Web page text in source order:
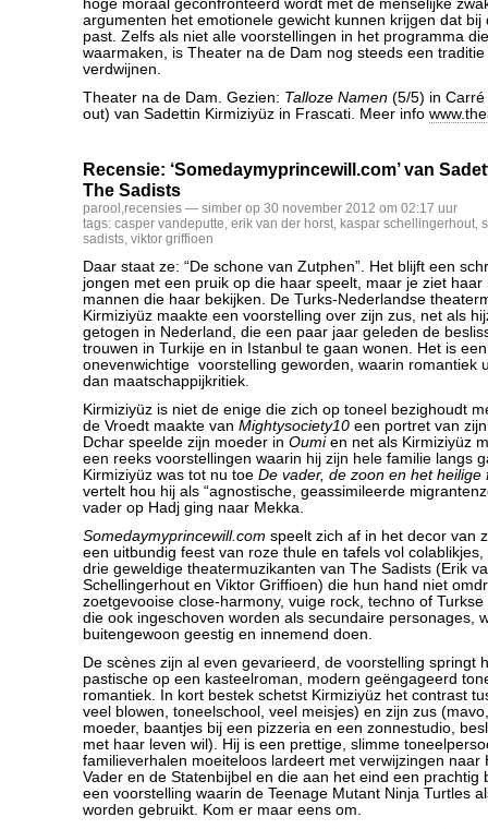
hoge moraal geconfronteerd wordt met de menselijke
argumenten het emotionele gewicht kunnen krijgen dat bij
past. Zelfs als niet alle voorstellingen in het programma
waarmaken, is Theater na de Dam nog steeds een
verdwijnen.
Theater na de Dam. Gezien: Talloze Namen (5/5) in
out) van Sadettin Kirmiziyüz in Frascati. Meer info
Recensie: ‘Somedaymyprincewill.com’ van
The Sadists
parool ,recensies — simber op 30 november 2012 om 02:17 uur
tags: casper vandeputte, erik van der horst, kaspar schellingerhout,
sadists, viktor griffioen
Daar staat ze: “De schone van Zutphen”. Het blijft een
jongen met een pruik op die haar speelt, maar je ziet haar
mannen die haar bekijken. De Turks-Nederlandse
Kirmiziyüz maakte een voorstelling over zijn zus, net als
getogen in Nederland, die een paar jaar geleden de
trouwen in Turkije en in Istanbul te gaan wonen. Het is
onevenwichtige voorstelling geworden, waarin romantiek
dan maatschappijkritiek.
Kirmiziyüz is niet de enige die zich op toneel bezighoudt
de Vroedt maakte van Mightysociety10 een portret van
Dchar speelde zijn moeder in Oumien net als Kirmiziyüz
een reeks voorstellingen waarin hij zijn hele familie langs
Kirmiziyüz was tot nu toe De vader, de zoon en het heilige
vertelt hou hij als “agnostische, geassimileerde
vader op Hadj ging naar Mekka.
Somedaymyprincewill.com speelt zich af in het decor van
een uitbundig feest van roze thule en tafels vol
drie geweldige theatermuzikanten van The Sadists (Erik
Schellingerhout en Viktor Griffioen) die hun hand niet
zoetgevooise close-harmony, vuige rock, techno of
die ook ingeschoven worden als secundaire personages,
buitengewoon geestig en innemend doen.
De scènes zijn al even gevarieerd, de voorstelling springt
pastische op een kasteelroman, modern geëngageerd
romantiek. In kort bestek schetst Kirmiziyüz het contrast
veel blowen, toneelschool, veel meisjes) en zijn zus
moeder, baantjes bij een pizzeria en een zonnestudio,
met haar leven wil). Hij is een prettige, slimme
familieverhalen moeiteloos lardeert met verwijzingen naar
Vader en de Statenbijbel en die aan het eind een prachtig
een voorstelling waarin de Teenage Mutant Ninja Turtles
worden gebruikt. Kom er maar eens om.